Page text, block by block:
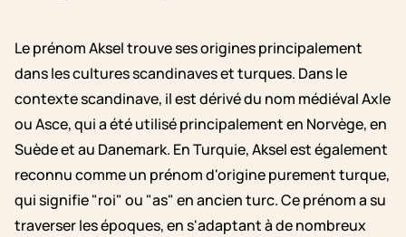
Le prénom Aksel trouve ses origines principalement
dans les cultures scandinaves et turques. Dans le
contexte scandinave, il est dérivé du nom médiéval Axle
ou Asce, qui a été utilisé principalement en Norvège, en
Suède et au Danemark. En Turquie, Aksel est également
reconnu comme un prénom d'origine purement turque,
qui signifie "roi" ou "as" en ancien turc. Ce prénom a su
traverser les époques, en s'adaptant à de nombreux